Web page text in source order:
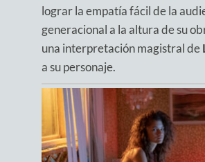
lograr la empatía fácil de la
generacional a la altura de su
una interpretación magistral de
a su personaje.